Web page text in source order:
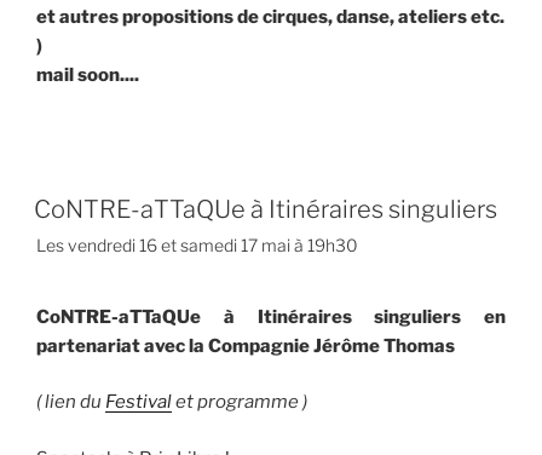
et autres propositions de cirques, danse, ateliers etc.
)
mail soon....
CoNTRE-aTTaQUe à Itinéraires singuliers
Les vendredi 16 et samedi 17 mai à 19h30
CoNTRE-aTTaQUe à Itinéraires singuliers en
partenariat avec la Compagnie Jérôme Thomas
( lien du Festivalet programme )